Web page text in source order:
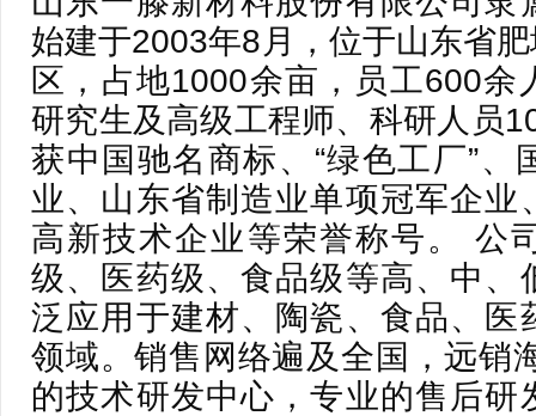
始建于2003年8月，位于山东省
区，占地1000余亩，员工600余
研究生及高级工程师、科研人员
获中国驰名商标、“绿色工厂”、
业、山东省制造业单项冠军企业
高新技术企业等荣誉称号。 公
级、医药级、食品级等高、中、
泛应用于建材、陶瓷、食品、医
领域。销售网络遍及全国，远销
的技术研发中心，专业的售后研